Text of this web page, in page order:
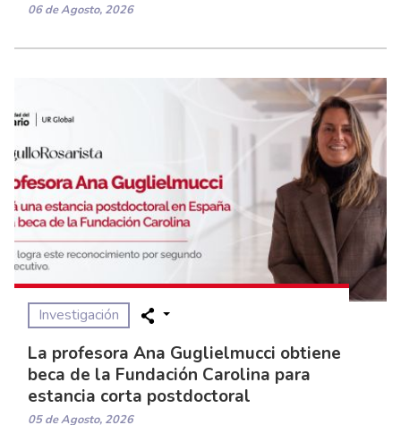
06 de Agosto, 2026
Investigación
La profesora Ana Guglielmucci obtiene
beca de la Fundación Carolina para
estancia corta postdoctoral
05 de Agosto, 2026